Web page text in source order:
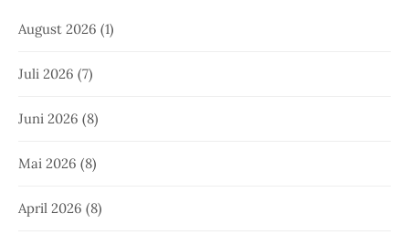
August 2026 (1)
Juli 2026 (7)
Juni 2026 (8)
Mai 2026 (8)
April 2026 (8)